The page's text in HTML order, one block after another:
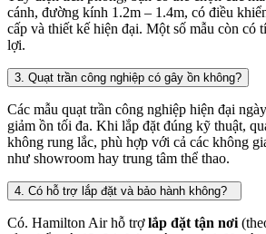
cánh, đường kính 1.2m – 1.4m, có điều
cấp và thiết kế hiện đại. Một số mẫu còn có
lợi.
3. Quạt trần công nghiệp có gây ồn không?
Các mẫu quạt trần công nghiệp hiện đại
giảm ồn tối đa. Khi lắp đặt đúng kỹ thuật,
không rung lắc, phù hợp với cả các không
như showroom hay trung tâm thể thao.
Có. Hamilton Air hỗ trợlắp đặt tận nơi